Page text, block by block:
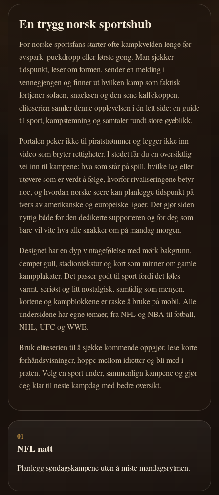
En trygg norsk sportshub
For norske sportsfans starter ofte kampkvelden lenge før
avspark, puckdropp eller første gong. Man sjekker
tidspunkt, leser om formen, sender en melding i
vennegjengen og finner ut hvilken kamp som faktisk
fortjener sofaen, snacksen og den sene kaffekoppen.
eliteserien samler denne opplevelsen i én lett side: en guide
til sport, kampstemning og samtaler rundt store øyeblikk.
Portalen peker ikke til piratstrømmer og legger ikke inn
video som bryter rettigheter. I stedet får du en oversiktlig
vei inn til kampene: hva som står på spill, hvilke lag eller
utøvere som er verdt å følge, hvorfor rivaliseringene betyr
noe, og hvordan norske seere kan planlegge tidspunkt på
tvers av amerikanske og europeiske ligaer. Det gjør siden
nyttig både for den dedikerte supporteren og for deg som
bare vil vite hva alle snakker om på mandag morgen.
Designet har en dyp vintagefølelse med mørk bakgrunn,
dempet gull, stadiontekstur og kort som minner om gamle
kampplakater. Det passer godt til sport fordi det føles
varmt, seriøst og litt nostalgisk, samtidig som menyen,
kortene og kampblokkene er raske å bruke på mobil. Alle
undersidene har egne temaer, fra NFL og NBA til fotball,
NHL, UFC og WWE.
Bruk eliteserien til å sjekke kommende oppgjør, lese korte
forhåndsvisninger, hoppe mellom idretter og bli med i
praten. Velg en sport under, sammenlign kampene og gjør
deg klar til neste kampdag med bedre oversikt.
01
NFL natt
Planlegg søndagskampene uten å miste mandagsrytmen.